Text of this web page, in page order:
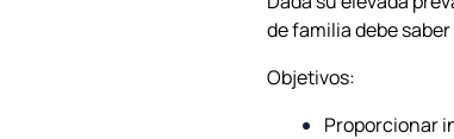
de familia debe
Objetivos:
Proporcionar